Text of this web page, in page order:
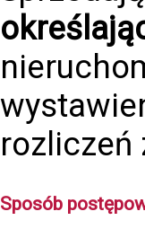
rozliczeń
Sposób